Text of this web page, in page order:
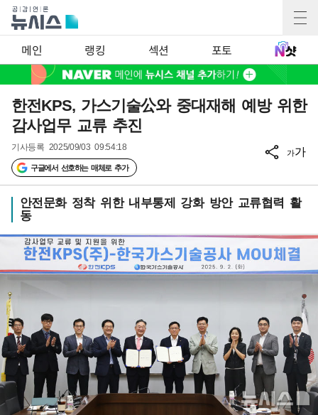
메인 랭킹 섹션 포토
한전KPS, 가스기술公와 중대재해 예방 위한
감사업무 교류 추진
기사등록 2025/09/03 09:54:18
구글에서 선호하는 매체로 추가
가가
안전문화 정착 위한 내부통제 강화 방안 교류협력 활
동